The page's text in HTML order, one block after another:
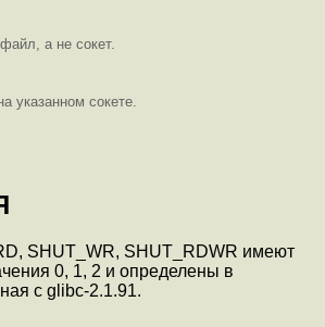
а не сокет.
указанном сокете.
SHUT_WR, SHUT_RDWR имеют
0, 1, 2 и определены в
с glibc-2.1.91.